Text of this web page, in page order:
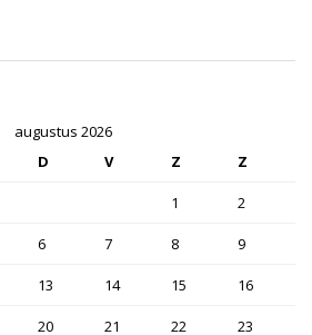
augustus 2026
D V Z Z
1 2
6 7 8 9
13 14 15 16
20 21 22 23